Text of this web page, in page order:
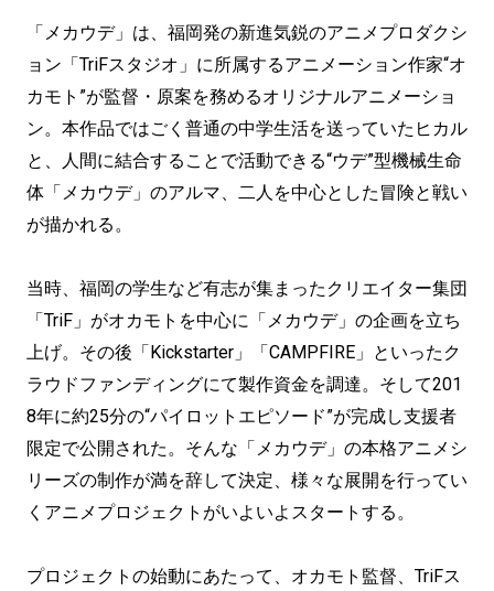
「メカウデ」は、福岡発の新進気鋭のアニメプロダクシ
ョン「TriFスタジオ」に所属するアニメーション作家“オ
カモト”が監督・原案を務めるオリジナルアニメーショ
ン。本作品ではごく普通の中学生活を送っていたヒカル
と、人間に結合することで活動できる“ウデ”型機械生命
体「メカウデ」のアルマ、二人を中心とした冒険と戦い
が描かれる。
当時、福岡の学生など有志が集まったクリエイター集団
「TriF」がオカモトを中心に「メカウデ」の企画を立ち
上げ。その後「Kickstarter」「CAMPFIRE」といったク
ラウドファンディングにて製作資金を調達。そして201
8年に約25分の“パイロットエピソード”が完成し支援者
限定で公開された。そんな「メカウデ」の本格アニメシ
リーズの制作が満を辞して決定、様々な展開を行ってい
くアニメプロジェクトがいよいよスタートする。
プロジェクトの始動にあたって、オカモト監督、TriFス